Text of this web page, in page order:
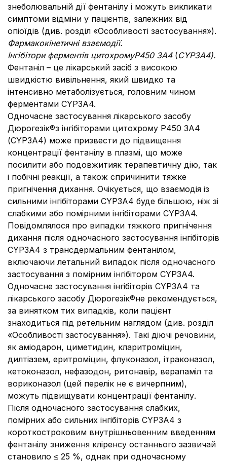
знеболювальній дії фентанілу і можуть викликати
симптоми відміни у пацієнтів, залежних від
опіоїдів (див. розділ «Особливості застосування»).
Фармакокінетичні взаємодії.
Інгібітори ферментів цитохромуР450 3А4(CYP3A4).
Фентаніл – це лікарський засіб з високою
швидкістю вивільнення, який швидко та
інтенсивно метаболізується, головним чином
ферментами CYP3A4.
Одночасне застосування лікарського засобу
Дюрогезік®з інгібіторами цитохрому Р450 3А4
(CYP3A4) може призвести до підвищення
концентрації фентанілу в плазмі, що може
посилити або подовжитияк терапевтичну дію, так
і побічні реакції, а також спричинити тяжке
пригнічення дихання. Очікується, що взаємодія із
сильними інгібіторами CYP3A4 буде більшою, ніж зі
слабкими або помірними інгібіторами CYP3A4.
Повідомлялося про випадки тяжкого пригнічення
дихання після одночасного застосування інгібіторів
CYP3A4 з трансдермальним фентанілом,
включаючи летальний випадок після одночасного
застосування з помірним інгібітором CYP3A4.
Одночасне застосування інгібіторів CYP3A4 та
лікарського засобу Дюрогезік®не рекомендується,
за винятком тих випадків, коли пацієнт
знаходиться під ретельним наглядом (див. розділ
«Особливості застосування»). Такі діючі речовини,
як аміодарон, циметидин, кларитроміцин,
дилтіазем, еритроміцин, флуконазол, ітраконазол,
кетоконазол, нефазодон, ритонавір, верапаміл та
вориконазол (цей перелік не є вичерпним),
можуть підвищувати концентрації фентанілу.
Після одночасного застосування слабких,
помірних або сильних інгібіторів CYP3A4 з
короткостроковим внутрішньовенним введенням
фентанілу зниження кліренсу останнього зазвичай
становило ≤ 25 %, однак при одночасному